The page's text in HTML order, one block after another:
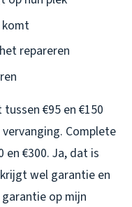
komt
repareren
€95 en €150
Complete
€300. Ja, dat is
wel garantie en
op mijn